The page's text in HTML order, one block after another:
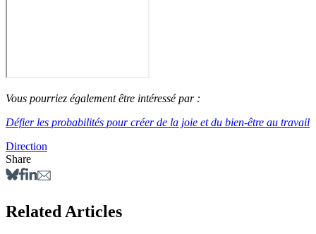
Vous pourriez également être intéressé par :
Défier les probabilités pour créer de la joie et du bien-être au travail
Direction
Share
Related Articles